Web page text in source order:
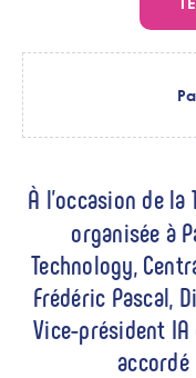
Chapo
À l’occasion de
organisée à
Technology,
Frédéric Pascal,
Vice-président IA